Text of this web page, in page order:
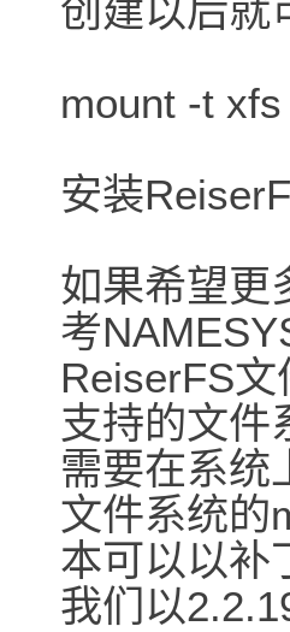
创建以后就
mount -t
安装
如果希望更
考
ReiserFS
支持的文件
需要在系统
文件系统的
本可以以补
我们以